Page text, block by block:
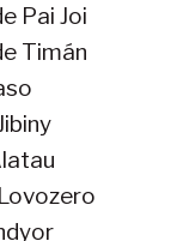
Pai Joi
Timán